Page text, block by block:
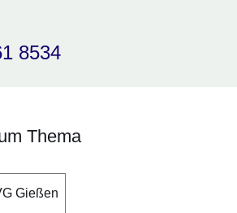
8534
Thema
Gießen